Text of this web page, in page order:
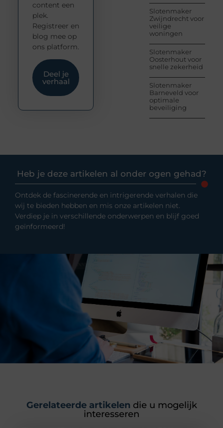
Slotenmaker
Zwijndrecht voor
veilige
woningen
Slotenmaker
Oosterhout voor
snelle zekerheid
Slotenmaker
Barneveld voor
optimale
beveiliging
content een
plek.
Registreer en
blog mee op
ons platform.
Deel je
verhaal
Heb je deze artikelen al onder ogen gehad?
Ontdek de fascinerende en intrigerende verhalen die
wij te bieden hebben en mis onze artikelen niet.
Verdiep je in verschillende onderwerpen en blijf goed
geïnformeerd!
Gerelateerde artikelen die u mogelijk
interesseren